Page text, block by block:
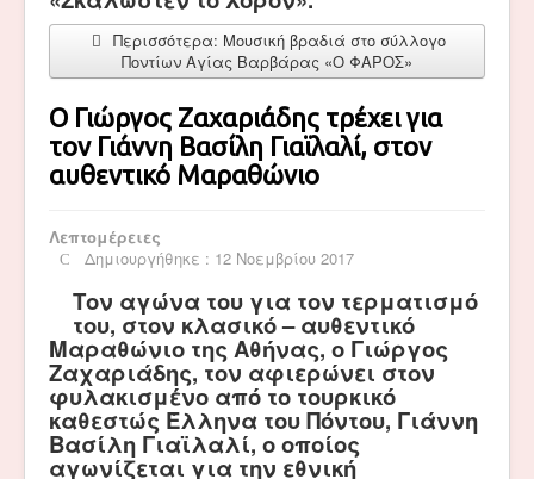
Περισσότερα: Μουσική βραδιά στο σύλλογο
Ποντίων Αγίας Βαρβάρας «Ο ΦΑΡΟΣ»
Ο Γιώργος Ζαχαριάδης τρέχει για
τον Γιάννη Βασίλη Γιαϊλαλί, στον
αυθεντικό Μαραθώνιο
Λεπτομέρειες
Δημιουργήθηκε : 12 Νοεμβρίου 2017
Τον αγώνα του για τον τερματισμό
του, στον κλασικό – αυθεντικό
Μαραθώνιο της Αθήνας, ο Γιώργος
Ζαχαριάδης, τον αφιερώνει στον
φυλακισμένο από το τουρκικό
καθεστώς Έλληνα του Πόντου, Γιάννη
Βασίλη Γιαϊλαλί, ο οποίος
αγωνίζεται για την εθνική